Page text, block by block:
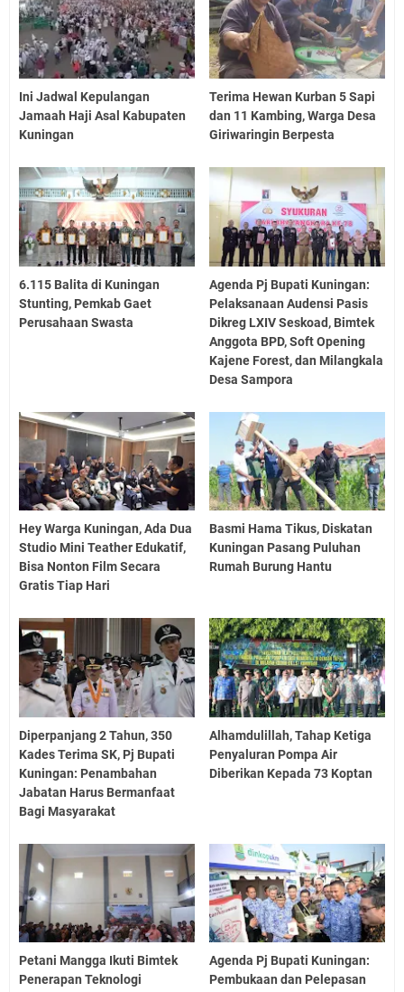
Ini Jadwal Kepulangan
Jamaah Haji Asal Kabupaten
Kuningan
Terima Hewan Kurban 5 Sapi
dan 11 Kambing, Warga Desa
Giriwaringin Berpesta
6.115 Balita di Kuningan
Stunting, Pemkab Gaet
Perusahaan Swasta
Agenda Pj Bupati Kuningan:
Pelaksanaan Audensi Pasis
Dikreg LXIV Seskoad, Bimtek
Anggota BPD, Soft Opening
Kajene Forest, dan Milangkala
Desa Sampora
Hey Warga Kuningan, Ada Dua
Studio Mini Teather Edukatif,
Bisa Nonton Film Secara
Gratis Tiap Hari
Basmi Hama Tikus, Diskatan
Kuningan Pasang Puluhan
Rumah Burung Hantu
Diperpanjang 2 Tahun, 350
Kades Terima SK, Pj Bupati
Kuningan: Penambahan
Jabatan Harus Bermanfaat
Bagi Masyarakat
Alhamdulillah, Tahap Ketiga
Penyaluran Pompa Air
Diberikan Kepada 73 Koptan
Petani Mangga Ikuti Bimtek
Penerapan Teknologi
Agenda Pj Bupati Kuningan:
Pembukaan dan Pelepasan